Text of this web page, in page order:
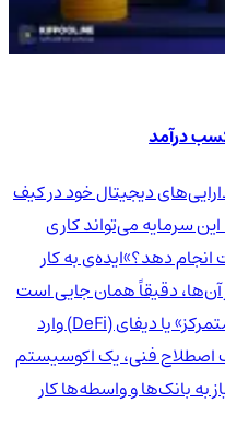
دیجیتال خود در کیف
سرمایه می‌تواند کاری
دهد؟»ایده‌ی به کار
دقیقاً همان جایی است
که دنیای هیجان‌انگیز «امور مالی غیرمتمرکز» یا دیفای (DeFi) وارد
اصطلاح فنی، یک اکوسیستم
بانک‌ها و واسطه‌ها کار